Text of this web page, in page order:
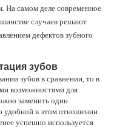
На самом деле современное
случаев решают
дефектов зубного
зубов
зубов в сравнении, то в
возможностями для
заменить один
удобной в этом отношении
успешно используется